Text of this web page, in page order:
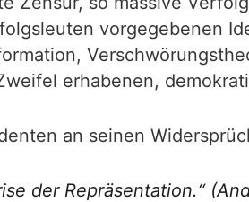
vorgegebenen
erhabenen,
an seinen
der Repräsentation.“